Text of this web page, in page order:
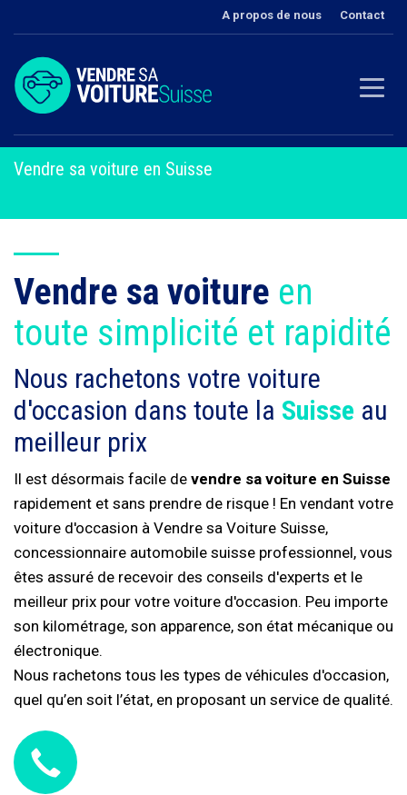
A propos de nous Contact
Vendre sa voiture en Suisse
Vendre sa voiture en
toute simplicité et rapidité
Nous rachetons votre voiture
d'occasion dans toute la Suisse au
meilleur prix
Il est désormais facile de vendre sa voiture en Suisse
rapidement et sans prendre de risque ! En vendant votre
voiture d'occasion à Vendre sa Voiture Suisse,
concessionnaire automobile suisse professionnel, vous
êtes assuré de recevoir des conseils d'experts et le
meilleur prix pour votre voiture d'occasion. Peu importe
son kilométrage, son apparence, son état mécanique ou
électronique.
Nous rachetons tous les types de véhicules d'occasion,
quel qu’en soit l’état, en proposant un service de qualité.